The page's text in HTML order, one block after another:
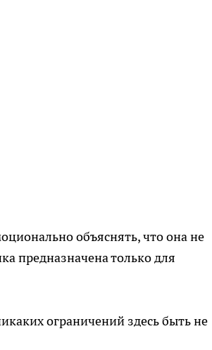
объяснять, что она не
предназначена только для
ограничений здесь быть не